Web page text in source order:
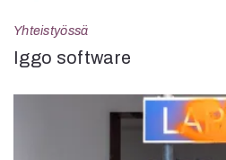
Yhteistyössä
Iggo software